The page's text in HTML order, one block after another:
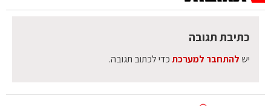
כתיבת תגובה
יש להתחבר למערכתכדי לכתוב תגובה.